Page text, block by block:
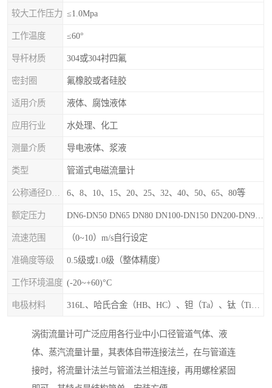
较大工作压力 ≤1.0Mpa
工作温度 ≤60°
导杆材质 304或304衬四氟
密封圈 氟橡胶或者硅胶
适用介质 液体、腐蚀液体
应用行业 水处理、化工
测量介质 导电液体、浆液
类型 管道式电磁流量计
6、8、10、15、20、25、32、40、50、65、80等
额定压力
流速范围 （0~10）m/s自行设定
准确度等级 0.5级或1.0级（整体精度）
工作环境温度 (-20~+60)°C
电极材料
涡街流量计可广泛应用各行业中小口径管道气体、液
体、蒸汽流量计量，其表体自带连接法兰，在与管道连
接时，将流量计法兰与管道法兰相连接，再用螺栓紧固